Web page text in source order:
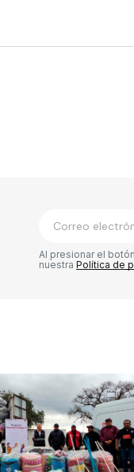
Al presionar el
nuestra Política de